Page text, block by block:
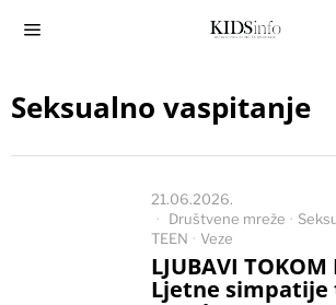
Seksualno vaspitanje
21.06.2026.
Društvene mreže ·
TEEN · Veze
LJUBAVI TOKOM
Ljetne simpatije